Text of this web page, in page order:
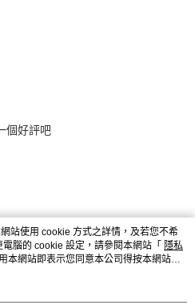
個好評吧
站使用 cookie 方式之詳情，及若您不希
腦的 cookie 設定，請參閱本網站「 隱私
本網站即表示您同意本公司得按本網站使